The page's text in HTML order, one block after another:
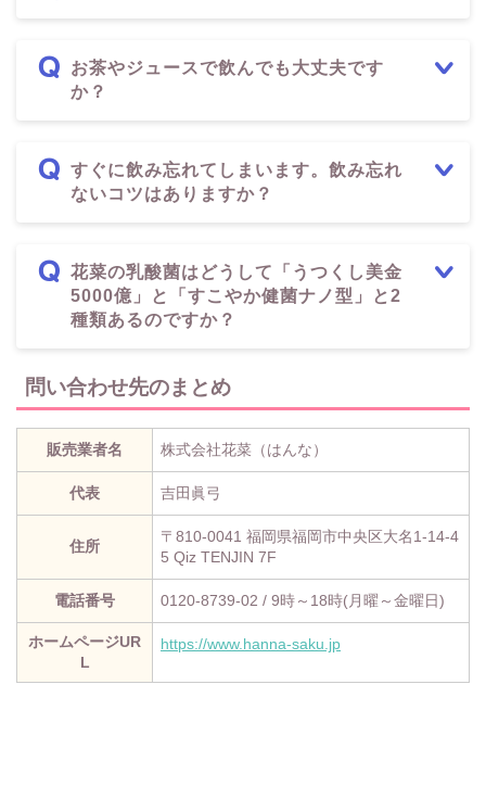
お茶やジュースで飲んでも大丈夫です
か？
すぐに飲み忘れてしまいます。飲み忘れ
ないコツはありますか？
花菜の乳酸菌はどうして「うつくし美金
5000億」と「すこやか健菌ナノ型」と2
種類あるのですか？
問い合わせ先のまとめ
販売業者名 株式会社花菜（はんな）
代表 吉田眞弓
住所
〒810-0041 福岡県福岡市中央区大名1-14-4
5 Qiz TENJIN 7F
電話番号 0120-8739-02 / 9時～18時(月曜～金曜日)
ホームページUR
L
https://www.hanna-saku.jp